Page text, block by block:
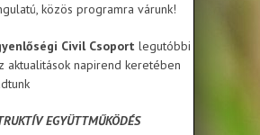
közös programra várunk!
Civil Csoport legutóbbi
aktualitások napirend keretében
EGYÜTTMŰKÖDÉS